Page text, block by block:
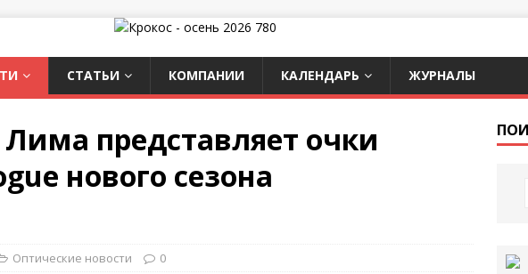
СТАТЬИ КОМПАНИИ КАЛЕНДАРЬ ЖУРНАЛЫ
представляет очки
нового сезона
Оптические новости 0